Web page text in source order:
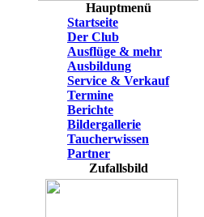
Hauptmenü
Startseite
Der Club
Ausflüge & mehr
Ausbildung
Service & Verkauf
Termine
Berichte
Bildergallerie
Taucherwissen
Partner
Zufallsbild